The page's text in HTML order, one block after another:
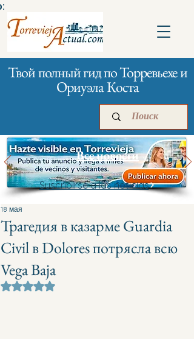
Твой полный гид по Торревьехе и
Ориуэла Коста
Главная Реклама
Все новости
Suscribirse a las noticias
Трагедия в казарме Guardia
Civil в Dolores потрясла всю
Vega Baja
18 мая
Оценка: не число из 5 звезд.